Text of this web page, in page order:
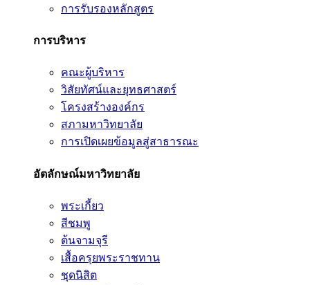
การรับรองหลักสูตร
การบริหาร
คณะผู้บริหาร
วิสัยทัศน์และยุทธศาสตร์
โครงสร้างองค์กร
สภามหาวิทยาลัย
การเปิดเผยข้อมูลสู่สาธารณะ
อัตลักษณ์มหาวิทยาลัย
พระเกี้ยว
สีชมพู
ต้นจามจุรี
เสื้อครุยพระราชทาน
ชุดนิสิต